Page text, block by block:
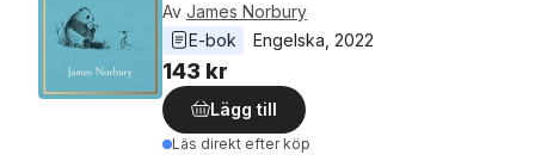
Av James Norbury
E-bok
Engelska 2022
143 kr
Lägg till
Läs direkt efter köp